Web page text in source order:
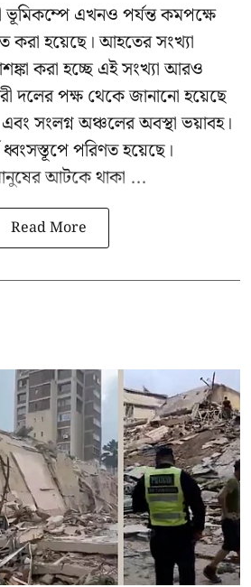
ভূমিকম্পেএখনও পর্যন্ত কমপক্ষে
করা হয়েছে। আহতের সংখ্যা
করা হচ্ছে এই সংখ্যা আরও
দলের পক্ষ থেকে জানানো হয়েছে
সংলগ্ন অঞ্চলের অবস্থা ভয়াবহ।
পরিণত হয়েছে।
আটকে থাকা ...
Read More